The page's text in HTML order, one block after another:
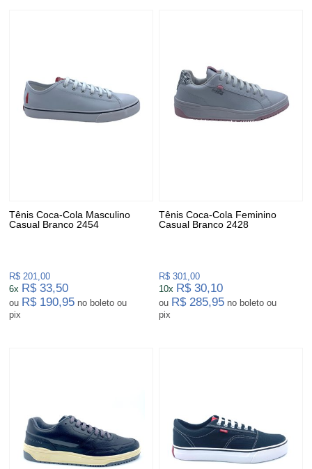
Cola também conta com artigos direcionados
para o mundo da moda.
Tênis Coca-Cola Masculino
Casual Branco 2454
R$ 201,00
6x R$ 33,50
ou R$ 190,95 no boleto ou
pix
Tênis Coca-Cola Feminino
Casual Branco 2428
R$ 301,00
10x R$ 30,10
ou R$ 285,95 no boleto ou
pix